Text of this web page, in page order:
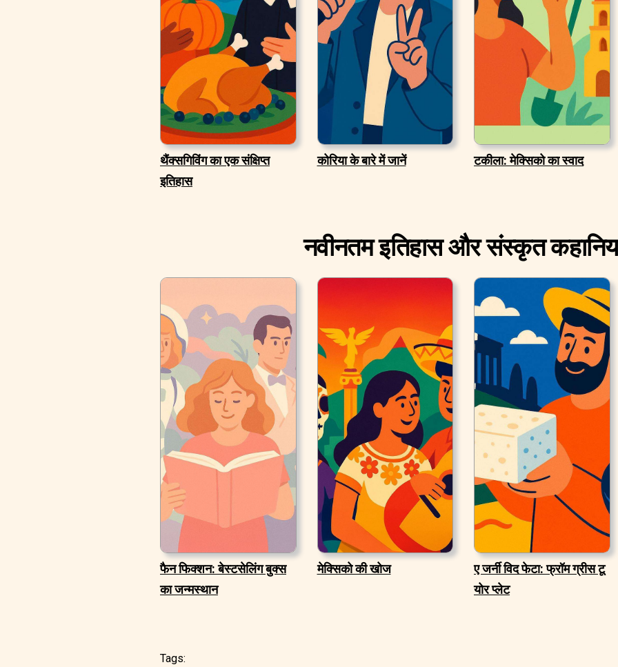
थैंक्सगिविंग का एक संक्षिप्त
इतिहास
कोरिया के बारे में जानें टकीला: मेक्सिको का स्वाद
नवीनतम इतिहास और संस्कृत
फैन फिक्शन: बेस्टसेलिंग बुक्स
का जन्मस्थान
मेक्सिको की खोज
ए जर्नी विद फेटा: फ्रॉम ग्रीस टू
योर प्लेट
Tags: